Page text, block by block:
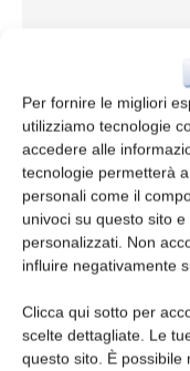
Per fornire le migliori
utilizziamo tecnologie
accedere alle
tecnologie permetterà
personali come il
univoci su questo sito
personalizzati. Non
influire negativamente
Clicca qui sotto per
scelte dettagliate. Le
questo sito. È possibile
Pubblicato il
“prodotto di
redazione 14 Settembre